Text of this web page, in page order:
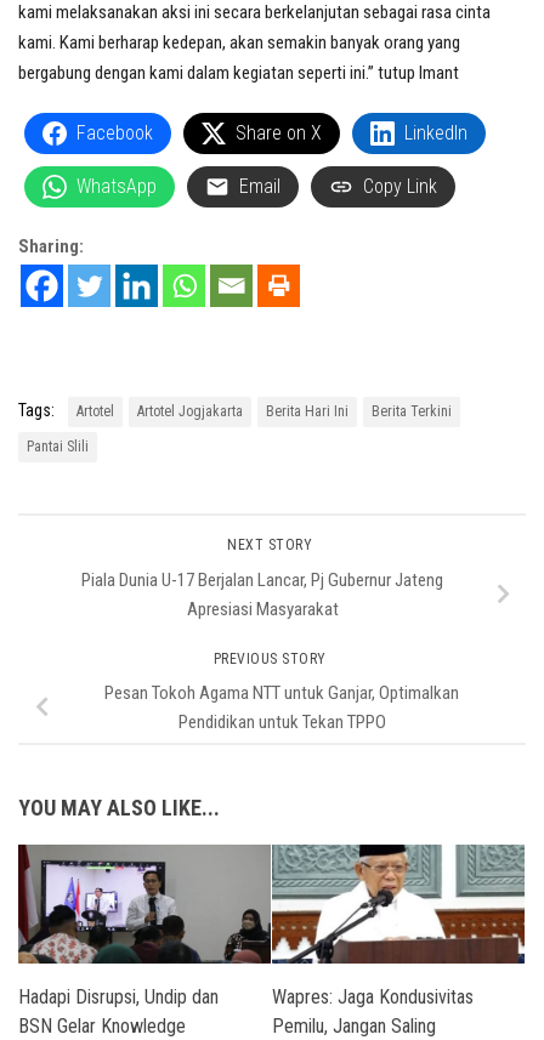
kami melaksanakan aksi ini secara berkelanjutan sebagai rasa cinta
kami. Kami berharap kedepan, akan semakin banyak orang yang
bergabung dengan kami dalam kegiatan seperti ini.” tutup Imant
Facebook Share on X LinkedIn
WhatsApp Email Copy Link
Sharing:
Tags: Artotel Artotel Jogjakarta Berita Hari Ini Berita Terkini
Pantai Slili
NEXT STORY
Piala Dunia U-17 Berjalan Lancar, Pj Gubernur Jateng
Apresiasi Masyarakat
PREVIOUS STORY
Pesan Tokoh Agama NTT untuk Ganjar, Optimalkan
Pendidikan untuk Tekan TPPO
YOU MAY ALSO LIKE...
Hadapi Disrupsi, Undip dan
BSN Gelar Knowledge
Wapres: Jaga Kondusivitas
Pemilu, Jangan Saling